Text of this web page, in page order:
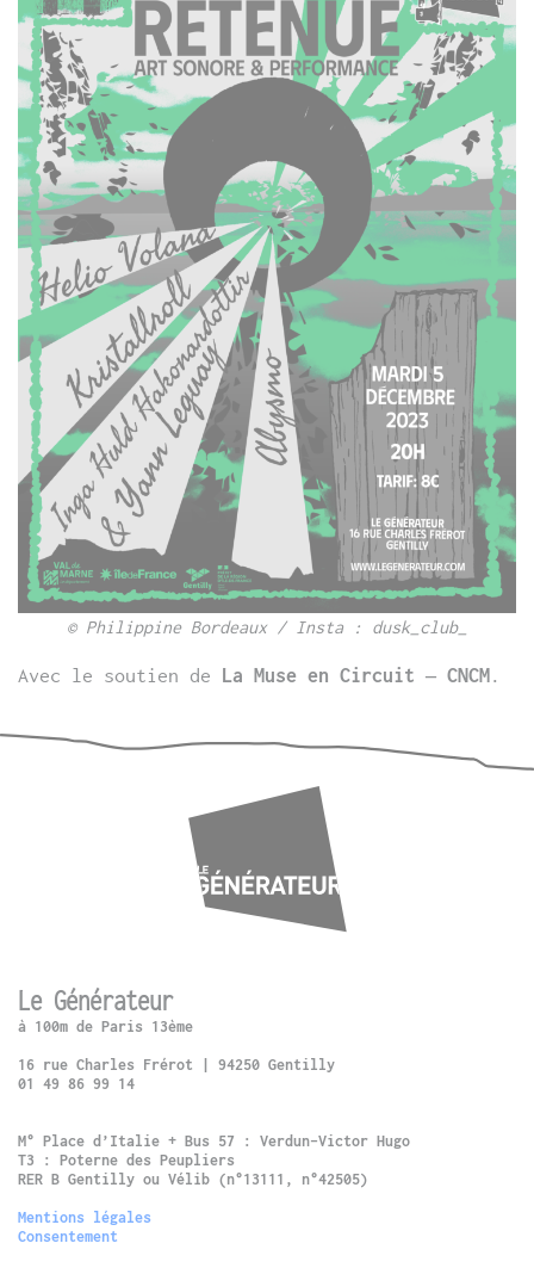
© Philippine Bordeaux / Insta : dusk_club_
Avec le soutien de La Muse en Circuit – CNCM.
Le Générateur
à 100m de Paris 13ème
16 rue Charles Frérot | 94250 Gentilly
01 49 86 99 14
M° Place d’Italie + Bus 57 : Verdun-Victor Hugo
T3 : Poterne des Peupliers
RER B Gentilly ou Vélib (n°13111, n°42505)
Mentions légales
Consentement